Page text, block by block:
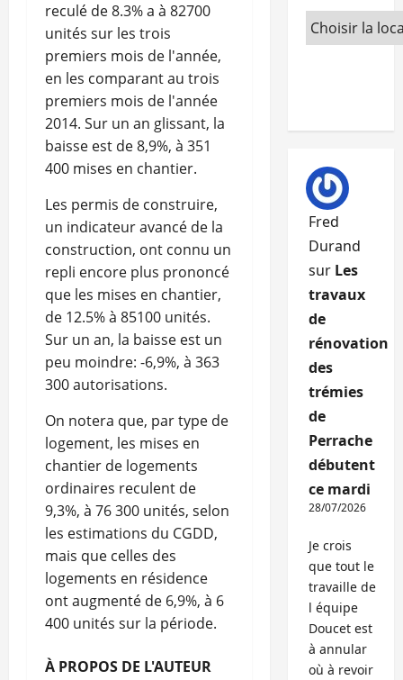
reculé de 8.3% a à 82700
unités sur les trois
premiers mois de l'année,
en les comparant au trois
premiers mois de l'année
2014. Sur un an glissant, la
baisse est de 8,9%, à 351
400 mises en chantier.
Les permis de construire,
un indicateur avancé de la
construction, ont connu un
repli encore plus prononcé
que les mises en chantier,
de 12.5% à 85100 unités.
Sur un an, la baisse est un
peu moindre: -6,9%, à 363
300 autorisations.
On notera que, par type de
logement, les mises en
chantier de logements
ordinaires reculent de
9,3%, à 76 300 unités, selon
les estimations du CGDD,
mais que celles des
logements en résidence
ont augmenté de 6,9%, à 6
400 unités sur la période.
À PROPOS DE L'AUTEUR
Fred
Durand
sur Les
travaux
de
rénovation
des
trémies
de
Perrache
débutent
ce mardi
28/07/2026
Je crois
que tout le
travaille de
l équipe
Doucet est
à annular
où à revoir